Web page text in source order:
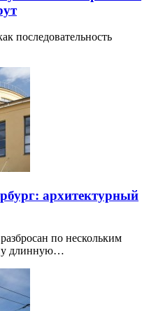
последовательность
архитектурный
по нескольким
длинную…